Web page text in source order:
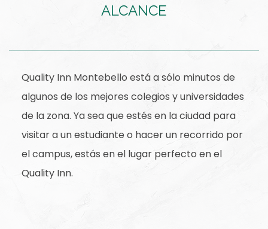
ALCANCE
Quality Inn Montebello está a sólo minutos de
algunos de los mejores colegios y universidades
de la zona. Ya sea que estés en la ciudad para
visitar a un estudiante o hacer un recorrido por
el campus, estás en el lugar perfecto en el
Quality Inn.